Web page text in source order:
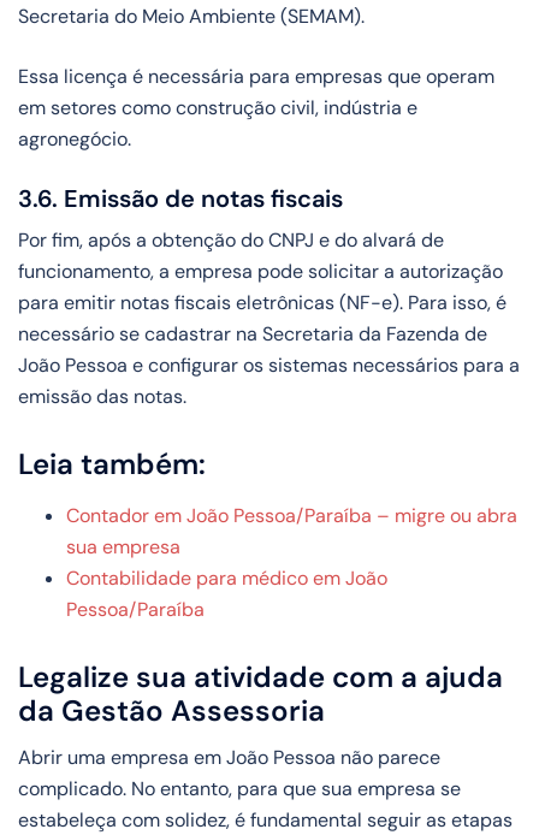
Secretaria do Meio Ambiente (SEMAM).
Essa licença é necessária para empresas que operam
em setores como construção civil, indústria e
agronegócio.
3.6. Emissão de notas fiscais
Por fim, após a obtenção do CNPJ e do alvará de
funcionamento, a empresa pode solicitar a autorização
para emitir notas fiscais eletrônicas (NF-e). Para isso, é
necessário se cadastrar na Secretaria da Fazenda de
João Pessoa e configurar os sistemas necessários para a
emissão das notas.
Leia também:
Contador em João Pessoa/Paraíba – migre ou abra
sua empresa
Contabilidade para médico em João
Pessoa/Paraíba
Legalize sua atividade com a ajuda
da Gestão Assessoria
Abrir uma empresa em João Pessoa não parece
complicado. No entanto, para que sua empresa se
estabeleça com solidez, é fundamental seguir as etapas